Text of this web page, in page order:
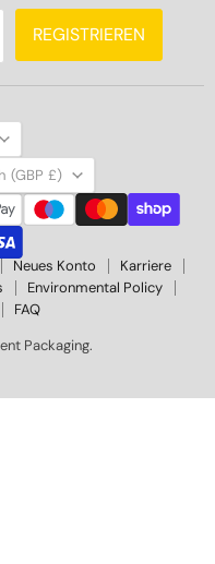
REGISTRIEREN
(GBP £)
Neues Konto
Karriere
Environmental Policy
FAQ
Packaging.